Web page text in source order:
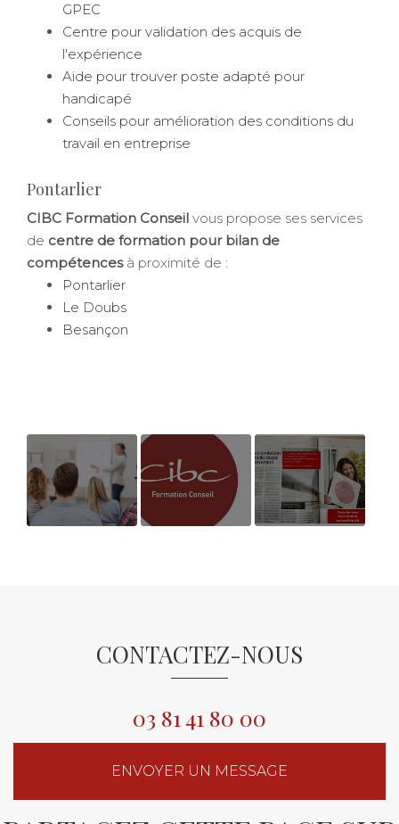
GPEC
Centre pour validation des acquis de
l'expérience
Aide pour trouver poste adapté pour
handicapé
Conseils pour amélioration des conditions du
travail en entreprise
Pontarlier
CIBC Formation Conseil vous propose ses services
de centre de formation pour bilan de
compétencesà proximité de :
Pontarlier
Le Doubs
Besançon
CONTACTEZ-NOUS
03 81 41 80 00
ENVOYER UN MESSAGE